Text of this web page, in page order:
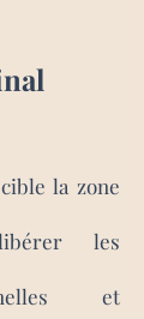
la zone
les
et